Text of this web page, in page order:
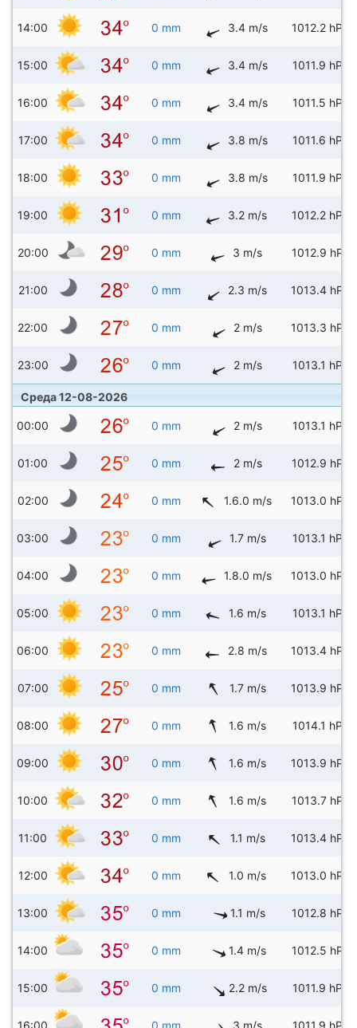
14:00 0 mm 3.4 m/s 1012.2 hPa
15:00 0 mm 3.4 m/s 1011.9 hPa
16:00 0 mm 3.4 m/s 1011.5 hPa
17:00 0 mm 3.8 m/s 1011.6 hPa
18:00 0 mm 3.8 m/s 1011.9 hPa
19:00 0 mm 3.2 m/s 1012.2 hPa
20:00 0 mm 3 m/s 1012.9 hPa
21:00 0 mm 2.3 m/s 1013.4 hPa
22:00 0 mm 2 m/s 1013.3 hPa
23:00 0 mm 2 m/s 1013.1 hPa
Среда 12-08-2026
00:00 0 mm 2 m/s 1013.1 hPa
01:00 0 mm 2 m/s 1012.9 hPa
02:00 0 mm 1.6.0 m/s 1013.0 hPa
03:00 0 mm 1.7 m/s 1013.1 hPa
04:00 0 mm 1.8.0 m/s 1013.0 hPa
05:00 0 mm 1.6 m/s 1013.1 hPa
06:00 0 mm 2.8 m/s 1013.4 hPa
07:00 0 mm 1.7 m/s 1013.9 hPa
08:00 0 mm 1.6 m/s 1014.1 hPa
09:00 0 mm 1.6 m/s 1013.9 hPa
10:00 0 mm 1.6 m/s 1013.7 hPa
11:00 0 mm 1.1 m/s 1013.4 hPa
12:00 0 mm 1.0 m/s 1013.0 hPa
13:00 0 mm 1.1 m/s 1012.8 hPa
14:00 0 mm 1.4 m/s 1012.5 hPa
15:00 0 mm 2.2 m/s 1011.9 hPa
16:00 0 mm 3 m/s 1011.9 hPa